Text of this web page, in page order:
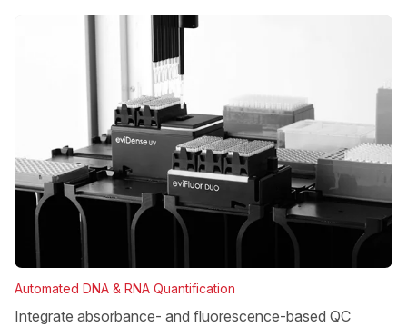
Automated DNA & RNA Quantification
Integrate absorbance- and fluorescence-based QC